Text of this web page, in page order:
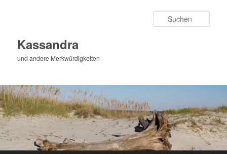
Kassandra
und andere Merkwürdigkeiten